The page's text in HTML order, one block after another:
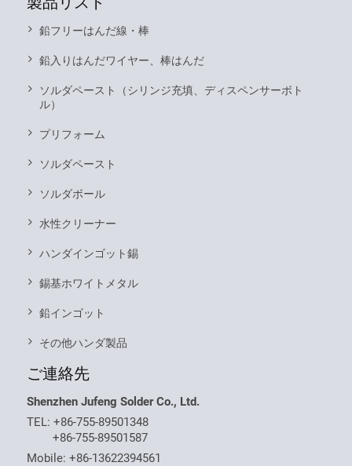
鉛フリーはんだ線・棒
鉛入りはんだワイヤー、棒はんだ
ソルダペースト（シリンジ充填、ディスペンサーボト
ル）
プリフォーム
ソルダペースト
ソルダボール
水性クリーナー
ハンダインゴット錫
錫基ホワイトメタル
鉛インゴット
その他ハンダ製品
ご連絡先
Shenzhen Jufeng Solder Co., Ltd.
TEL:+86-755-89501348
+86-755-89501587
Mobile:+86-13622394561